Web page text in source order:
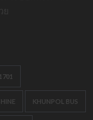
KHUNPOL BUS